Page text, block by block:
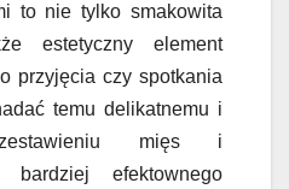
to nie tylko smakowita
estetyczny element
przyjęcia czy spotkania
temu delikatnemu i
zestawieniu mięs i
bardziej efektownego